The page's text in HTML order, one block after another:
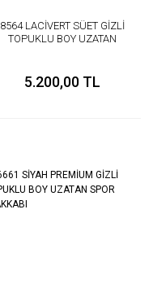
8564 LACİVERT SÜET GİZLİ
TOPUKLU BOY UZATAN
5.200,00 TL